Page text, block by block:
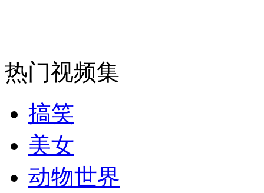
纽约上演“枕头大战”
司机酒驾遇交警 急速倒车逃窜
热门视频集
搞笑
美女
动物世界